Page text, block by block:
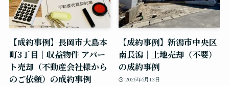
【成約事例】長岡市大島本
町3丁目｜収益物件 アパー
ト売却（不動産会社様から
のご依頼）の成約事例
【成約事例】新潟市中央区
南長潟｜土地売却（不要）
の成約事例
2026年6月13日